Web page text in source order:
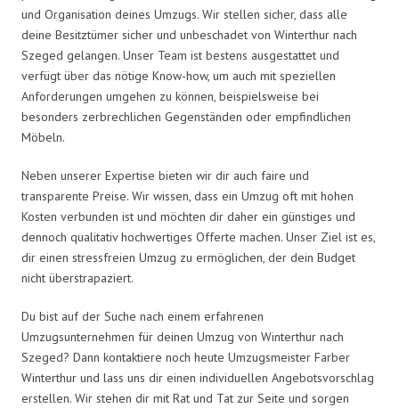
und Organisation deines Umzugs. Wir stellen sicher, dass alle
deine Besitztümer sicher und unbeschadet von Winterthur nach
Szeged gelangen. Unser Team ist bestens ausgestattet und
verfügt über das nötige Know-how, um auch mit speziellen
Anforderungen umgehen zu können, beispielsweise bei
besonders zerbrechlichen Gegenständen oder empfindlichen
Möbeln.
Neben unserer Expertise bieten wir dir auch faire und
transparente Preise. Wir wissen, dass ein Umzug oft mit hohen
Kosten verbunden ist und möchten dir daher ein günstiges und
dennoch qualitativ hochwertiges Offerte machen. Unser Ziel ist es,
dir einen stressfreien Umzug zu ermöglichen, der dein Budget
nicht überstrapaziert.
Du bist auf der Suche nach einem erfahrenen
Umzugsunternehmen für deinen Umzug von Winterthur nach
Szeged? Dann kontaktiere noch heute Umzugsmeister Farber
Winterthur und lass uns dir einen individuellen Angebotsvorschlag
erstellen. Wir stehen dir mit Rat und Tat zur Seite und sorgen